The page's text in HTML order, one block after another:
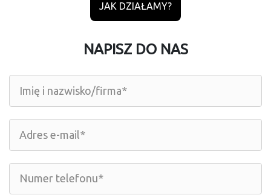
JAK DZIAŁAMY?
NAPISZ DO NAS